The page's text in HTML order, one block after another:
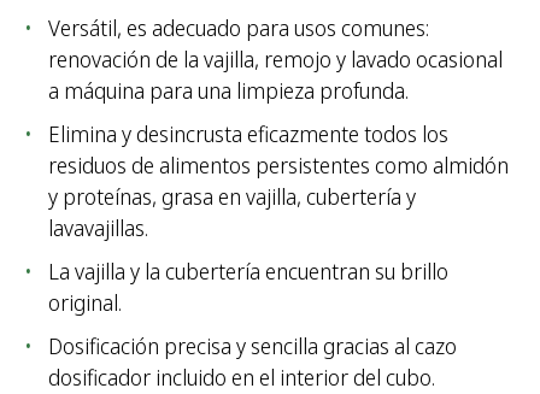
Versátil, es adecuado para usos comunes:
renovación de la vajilla, remojo y lavado ocasional
a máquina para una limpieza profunda.
Elimina y desincrusta eficazmente todos los
residuos de alimentos persistentes como almidón
y proteínas, grasa en vajilla, cubertería y
lavavajillas.
La vajilla y la cubertería encuentran su brillo
original.
Dosificación precisa y sencilla gracias al cazo
dosificador incluido en el interior del cubo.